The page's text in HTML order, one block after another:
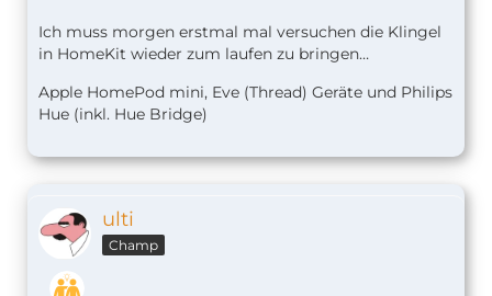
Ich muss morgen erstmal mal versuchen die Klingel
in HomeKit wieder zum laufen zu bringen…
Apple HomePod mini, Eve (Thread) Geräte und Philips
Hue (inkl. Hue Bridge)
ulti
Champ